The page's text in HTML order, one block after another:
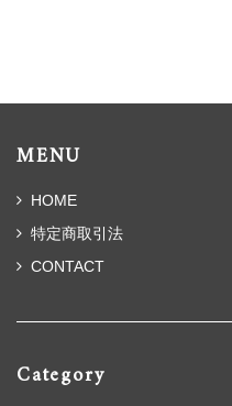
MENU
HOME
特定商取引法
CONTACT
Category